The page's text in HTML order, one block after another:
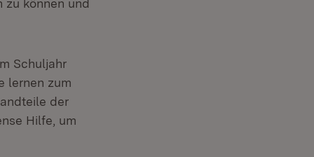
können und
Schuljahr
lernen zum
der
Hilfe, um